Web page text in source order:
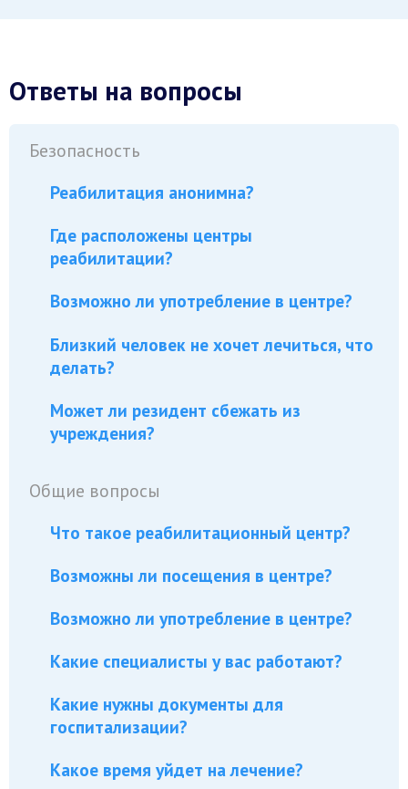
Ответы на вопросы
Безопасность
Реабилитация анонимна?
Где расположены центры
реабилитации?
Возможно ли употребление в центре?
Близкий человек не хочет лечиться, что
делать?
Может ли резидент сбежать из
учреждения?
Общие вопросы
Что такое реабилитационный центр?
Возможны ли посещения в центре?
Возможно ли употребление в центре?
Какие специалисты у вас работают?
Какие нужны документы для
госпитализации?
Какое время уйдет на лечение?